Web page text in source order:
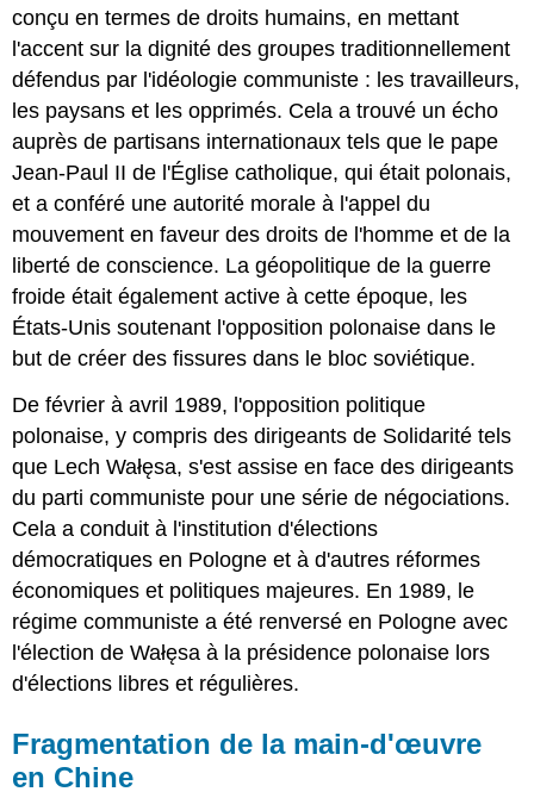
conçu en termes de droits humains, en mettant
l'accent sur la dignité des groupes traditionnellement
défendus par l'idéologie communiste : les travailleurs,
les paysans et les opprimés. Cela a trouvé un écho
auprès de partisans internationaux tels que le pape
Jean-Paul II de l'Église catholique, qui était polonais,
et a conféré une autorité morale à l'appel du
mouvement en faveur des droits de l'homme et de la
liberté de conscience. La géopolitique de la guerre
froide était également active à cette époque, les
États-Unis soutenant l'opposition polonaise dans le
but de créer des fissures dans le bloc soviétique.
De février à avril 1989, l'opposition politique
polonaise, y compris des dirigeants de Solidarité tels
que Lech Wałęsa, s'est assise en face des dirigeants
du parti communiste pour une série de négociations.
Cela a conduit à l'institution d'élections
démocratiques en Pologne et à d'autres réformes
économiques et politiques majeures. En 1989, le
régime communiste a été renversé en Pologne avec
l'élection de Wałęsa à la présidence polonaise lors
d'élections libres et régulières.
Fragmentation de la main-d'œuvre
en Chine